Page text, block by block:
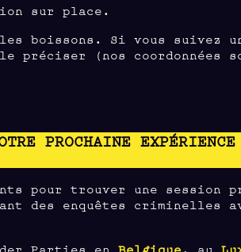
sur place.
les boissons. Si vous suivez
préciser (nos coordonnées
PROCHAINE
pour trouver une session
des enquêtes criminelles
Parties enBelgique , au